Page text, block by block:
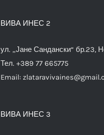
ВИВА ИНЕС 2
ул. „Јане Сандански“ бр.23,
Тел. +389 77 665775
Email:
ВИВА ИНЕС 3